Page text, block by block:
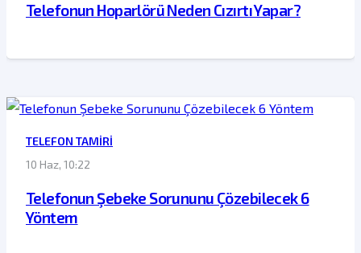
Telefonun Hoparlörü Neden Cızırtı Yapar?
TELEFON TAMIRI
10 Haz, 10:22
Telefonun Şebeke Sorununu Çözebilecek 6
Yöntem